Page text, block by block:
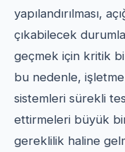
yapılandırılması,
çıkabilecek
geçmek için kritik
bu nedenle,
sistemleri sürekli
ettirmeleri büyük
gereklilik haline